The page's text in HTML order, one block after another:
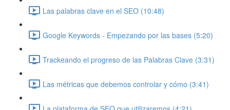
Las palabras clave en el SEO (10:48)
Google Keywords - Empezando por las bases (5:20)
Trackeando el progreso de las Palabras Clave (3:31)
Las métricas que debemos controlar y cómo (3:41)